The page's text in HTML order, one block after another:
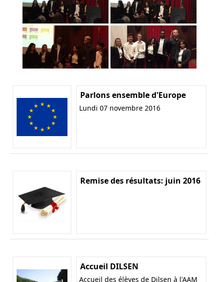
Parlons ensemble d'Europe
Lundi 07 novembre 2016
Remise des résultats: juin 2016
Accueil DILSEN
Accueil des élèves de Dilsen à l'AAM